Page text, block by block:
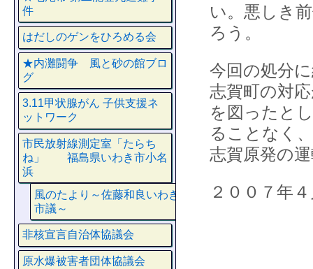
い。悪しき
ろう。
今回の処分
志賀町の対
を図ったと
ることなく
志賀原発の
２００７年
件
はだしのゲンをひろめる会
★内灘闘争 風と砂の館ブロ
グ
3.11甲状腺がん 子供支援ネ
ットワーク
市民放射線測定室「たらち
ね」 福島県いわき市小名
浜
風のたより～佐藤和良いわき
市議～
非核宣言自治体協議会
原水爆被害者団体協議会